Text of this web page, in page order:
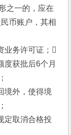
一的，应在
币账户，其相
务许可证；
获批后6个月
外，使得境
取消合格投